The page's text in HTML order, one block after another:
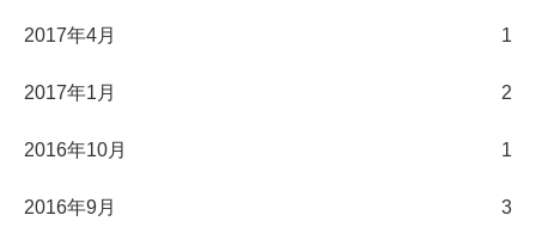
2017年4月 1
2017年1月 2
2016年10月 1
2016年9月 3